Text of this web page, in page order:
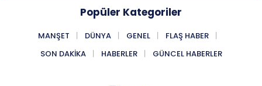
Popüler Kategoriler
MANŞET DÜNYA GENEL
FLAŞ HABER
SON DAKIKA
HABERLER GÜNCEL HABERLER